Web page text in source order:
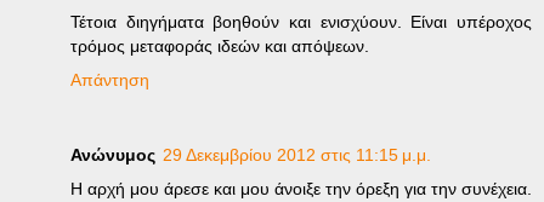
Τέτοια διηγήματα βοηθούν και ενισχύουν. Είναι υπέροχος
τρόμος μεταφοράς ιδεών και απόψεων.
Απάντηση
Ανώνυμος 29 Δεκεμβρίου 2012 στις 11:15 μ.μ.
Η αρχή μου άρεσε και μου άνοιξε την όρεξη για την συνέχεια.